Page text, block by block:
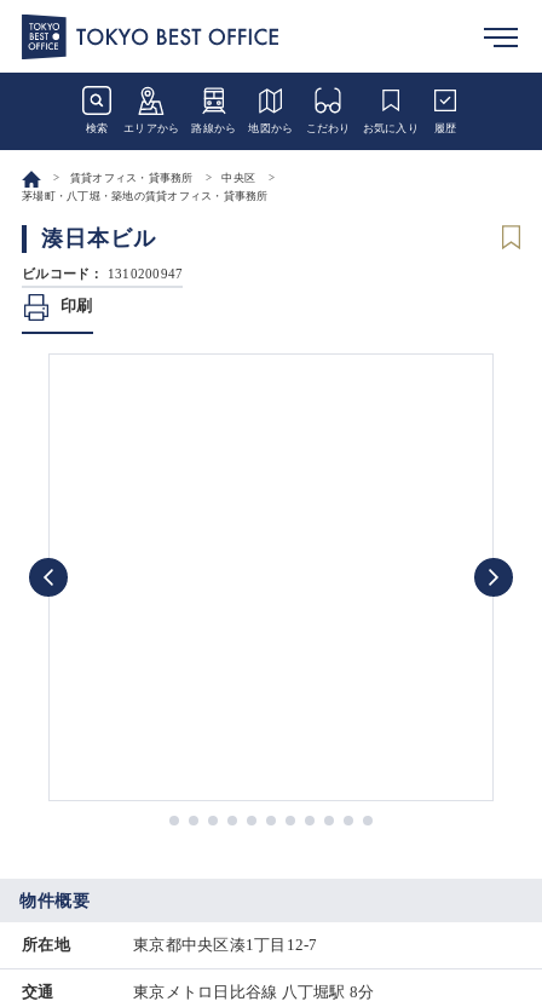
検索 エリアから 路線から 地図から こだわり お気に入り 履歴
賃貸オフィス・貸事務所
中央区
茅場町・八丁堀・築地の賃貸オフィス・貸事務所
湊日本ビル
ビルコード： 1310200947
印刷
物件概要
所在地 東京都中央区湊1丁目12-7
交通
東京メトロ日比谷線 八丁堀駅 8分